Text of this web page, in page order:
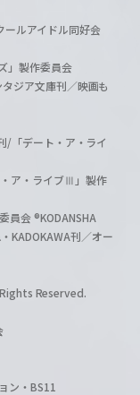
ルアイドル同好会
」製作委員会
ジア文庫刊／映画も
/「デート・ア・ライ
ア・ライブⅢ」製作
員会 ®KODANSHA
KADOKAWA刊／オー
Reserved.
ン・BS11